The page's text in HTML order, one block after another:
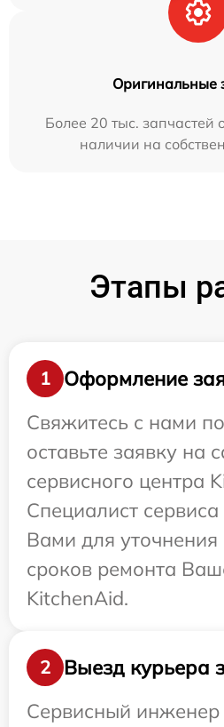
Оригинальные
Более 20 тыс. запчастей
наличии на
Этапы
1
Оформление
Свяжитесь с нами
оставьте заявку на
сервисного центра
Специалист сервиса
Вами для уточнения
сроков ремонта
KitchenAid.
2
Выезд курьера
Сервисный инженер